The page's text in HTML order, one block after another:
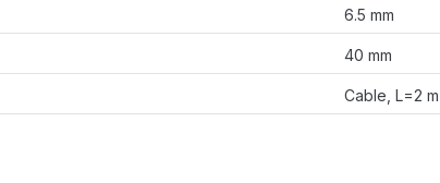
6.5 mm
40 mm
Cable, L=2 m